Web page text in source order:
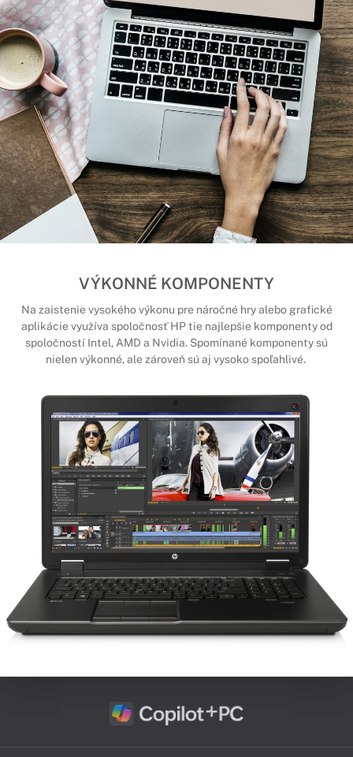
VÝKONNÉ KOMPONENTY
Na zaistenie vysokého výkonu pre náročné hry alebo grafické
aplikácie využíva spoločnosť HP tie najlepšie komponenty od
spoločností Intel, AMD a Nvidia. Spomínané komponenty sú
nielen výkonné, ale zároveň sú aj vysoko spoľahlivé.